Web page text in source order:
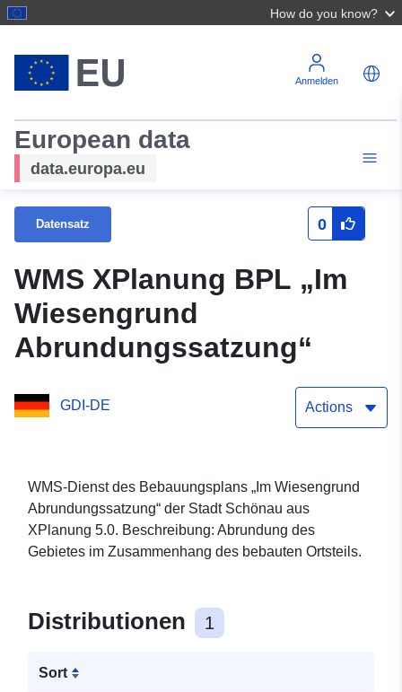
How do you know?
Anmelden
European data
data.europa.eu
Datensatz 0
WMS XPlanung BPL „Im
Wiesengrund
Abrundungssatzung“
GDI-DE Actions
WMS-Dienst des Bebauungsplans „Im Wiesengrund
Abrundungssatzung“ der Stadt Schönau aus
XPlanung 5.0. Beschreibung: Abrundung des
Gebietes im Zusammenhang des bebauten Ortsteils.
Distributionen 1
Sort